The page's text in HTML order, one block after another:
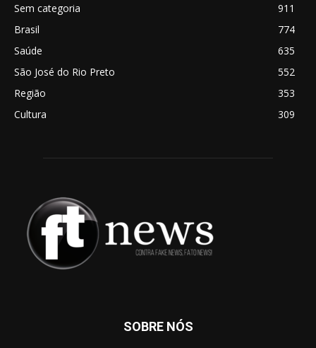
Sem categoria
911
Brasil
774
Saúde
635
São José do Rio Preto
552
Região
353
Cultura
309
SOBRE NÓS